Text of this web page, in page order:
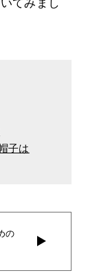
てみまし
子は
の